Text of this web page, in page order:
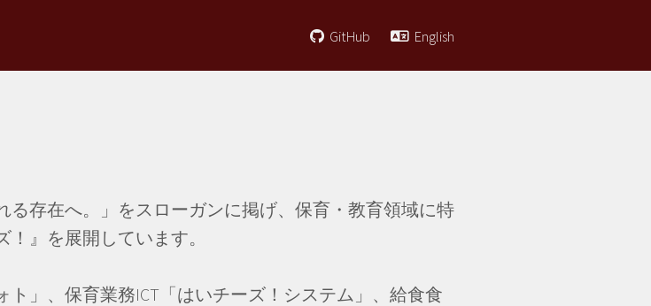
GitHub English
る存在へ。」をスローガンに掲げ、保育・教育領域に特
』を展開しています。
」、保育業務ICT「はいチーズ！システム」、給食食